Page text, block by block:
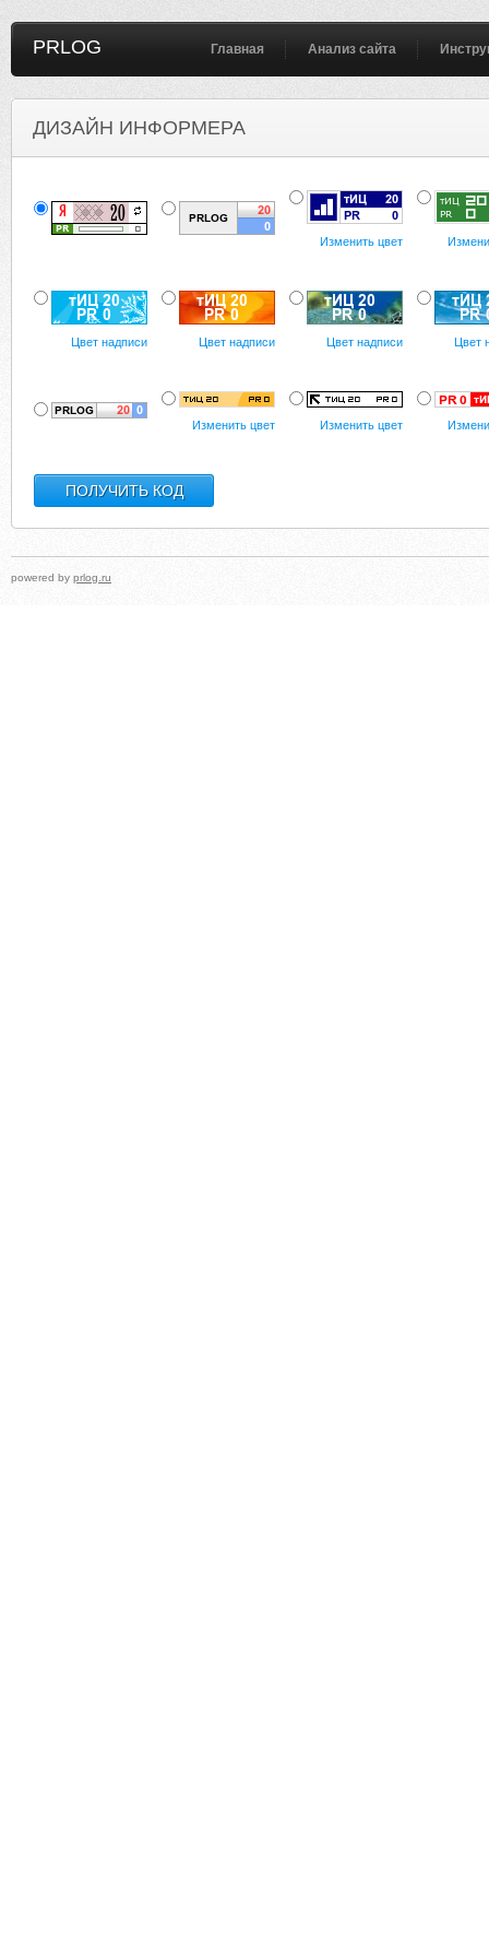
PRLOG Главная Анализ сайта
ДИЗАЙН ИНФОРМЕРА
Изменить цвет
Цвет надписи Цвет надписи Цвет надписи Цвет
Изменить цвет Изменить цвет
powered by prlog.ru